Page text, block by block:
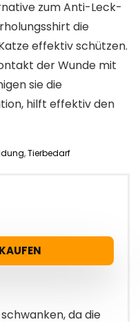
zum Anti-Leck-
die
effektiv schützen.
der Wunde mit
sie die
hilft effektiv den
,Tierbedarf
da die